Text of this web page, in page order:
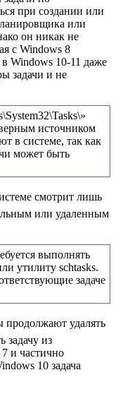
при создании или
или
он никак не
с Windows 8
Windows 10-11 даже
задачи и не
источником
в системе, так как
может быть
смотрит лишь
или удаленным
выполнять
утилиту schtasks.
задаче
продолжают удалять
задачу из
и частично
10 задача